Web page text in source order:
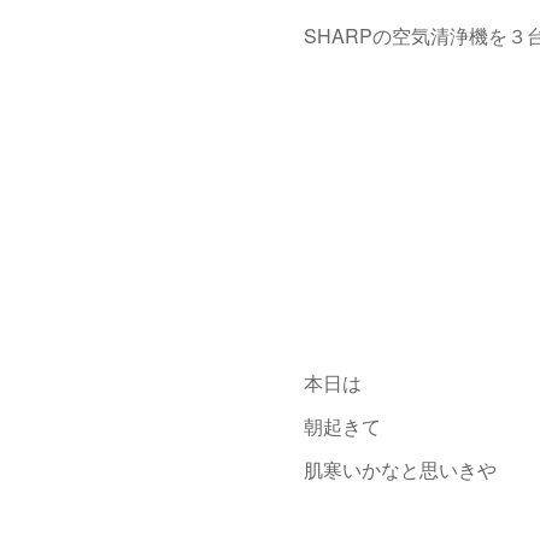
SHARPの空気清浄機を３
本日は
朝起きて
肌寒いかなと思いきや